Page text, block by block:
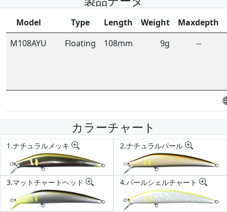
Model Type Length Weight
Maxdepth
M108AYU
Floating 108mm 9g --
カラーチャート
1.ナチュラルメッキ 2.ナチュラルパール
3.マットチャートヘッド 4.パールシェルチャート